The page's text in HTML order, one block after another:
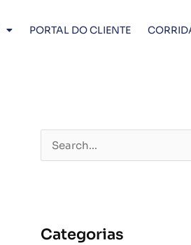
PORTAL DO CLIENTE
e
iCategorias